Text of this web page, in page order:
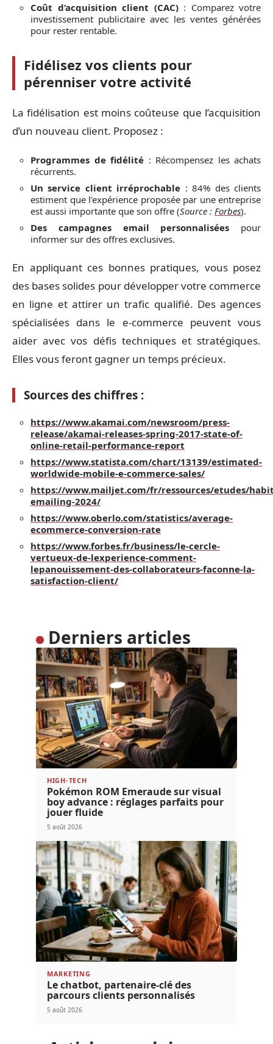
Coût d’acquisition client (CAC): Comparez votre
investissement publicitaire avec les ventes générées
pour rester rentable.
Fidélisez vos clients pour
pérenniser votre activité
La fidélisation est moins coûteuse que l’acquisition
d’un nouveau client. Proposez :
Programmes de fidélité : Récompensez les achats
récurrents.
Un service client irréprochable : 84% des clients
estiment que l’expérience proposée par une entreprise
est aussi importante que son offre (Source : Forbes).
Des campagnes email personnalisées pour
informer sur des offres exclusives.
En appliquant ces bonnes pratiques, vous posez
des bases solides pour développer votre commerce
en ligne et attirer un trafic qualifié. Des agences
spécialisées dans le e-commerce peuvent vous
aider avec vos défis techniques et stratégiques.
Elles vous feront gagner un temps précieux.
Sources des chiffres :
https://www.akamai.com/newsroom/press-
release/akamai-releases-spring-2017-state-of-
online-retail-performance-report
https://www.statista.com/chart/13139/estimated-
worldwide-mobile-e-commerce-sales/
https://www.mailjet.com/fr/ressources/etudes/
emailing-2024/
https://www.oberlo.com/statistics/average-
ecommerce-conversion-rate
https://www.forbes.fr/business/le-cercle-
vertueux-de-lexperience-comment-
lepanouissement-des-collaborateurs-faconne-la-
satisfaction-client/
Derniers articles
HIGH-TECH
Pokémon ROM Emeraude sur visual
boy advance : réglages parfaits pour
jouer fluide
5 août 2026
MARKETING
Le chatbot, partenaire-clé des
parcours clients personnalisés
5 août 2026